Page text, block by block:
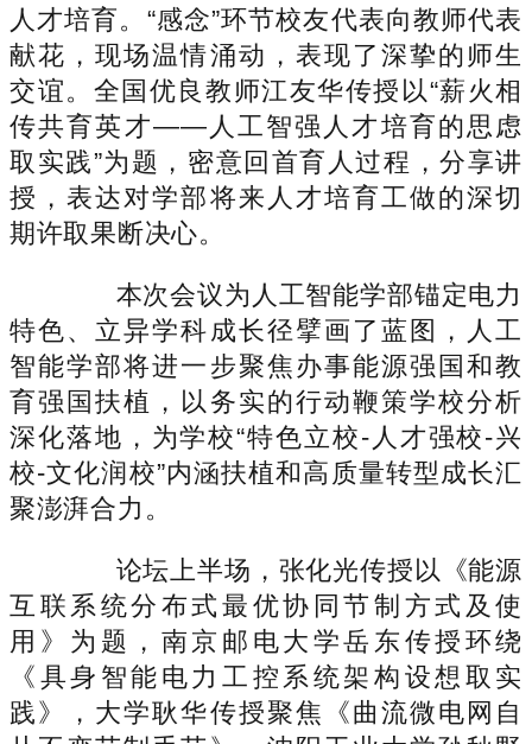
人才培育。“感念”环节校友代表向教师代表
献花，现场温情涌动，表现了深挚的师生
交谊。全国优良教师江友华传授以“薪火相
传共育英才——人工智强人才培育的思虑
取实践”为题，密意回首育人过程，分享讲
授，表达对学部将来人才培育工做的深切
期许取果断决心。
本次会议为人工智能学部锚定电力
特色、立异学科成长径擘画了蓝图，人工
智能学部将进一步聚焦办事能源强国和教
育强国扶植，以务实的行动鞭策学校分析
深化落地，为学校“特色立校-人才强校-兴
校-文化润校”内涵扶植和高质量转型成长汇
聚澎湃合力。
论坛上半场，张化光传授以《能源
互联系统分布式最优协同节制方式及使
用》为题，南京邮电大学岳东传授环绕
《具身智能电力工控系统架构设想取实
践》，大学耿华传授聚焦《曲流微电网自